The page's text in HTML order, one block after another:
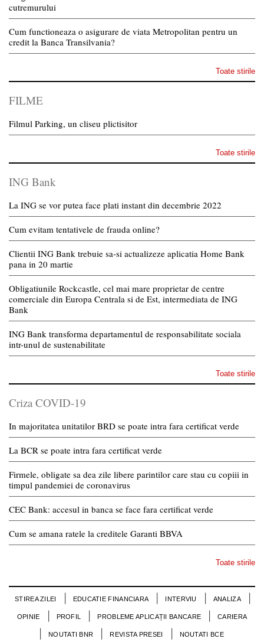
cutremurului
Cum functioneaza o asigurare de viata Metropolitan pentru un
credit la Banca Transilvania?
Toate stirile
FILME
Filmul Parking, un cliseu plictisitor
Toate stirile
ING Bank
La ING se vor putea face plati instant din decembrie 2022
Cum evitam tentativele de frauda online?
Clientii ING Bank trebuie sa-si actualizeze aplicatia Home Bank
pana in 20 martie
Obligatiunile Rockcastle, cel mai mare proprietar de centre
comerciale din Europa Centrala si de Est, intermediata de ING
Bank
ING Bank transforma departamentul de responsabilitate sociala
intr-unul de sustenabilitate
Toate stirile
Criza COVID-19
In majoritatea unitatilor BRD se poate intra fara certificat verde
La BCR se poate intra fara certificat verde
Firmele, obligate sa dea zile libere parintilor care stau cu copiii in
timpul pandemiei de coronavirus
CEC Bank: accesul in banca se face fara certificat verde
Cum se amana ratele la creditele Garanti BBVA
Toate stirile
STIREA ZILEI EDUCATIE FINANCIARA INTERVIU ANALIZA
OPINIE PROFIL PROBLEME APLICAȚII BANCARE CARIERA
NOUTATI BNR REVISTA PRESEI NOUTATI BCE